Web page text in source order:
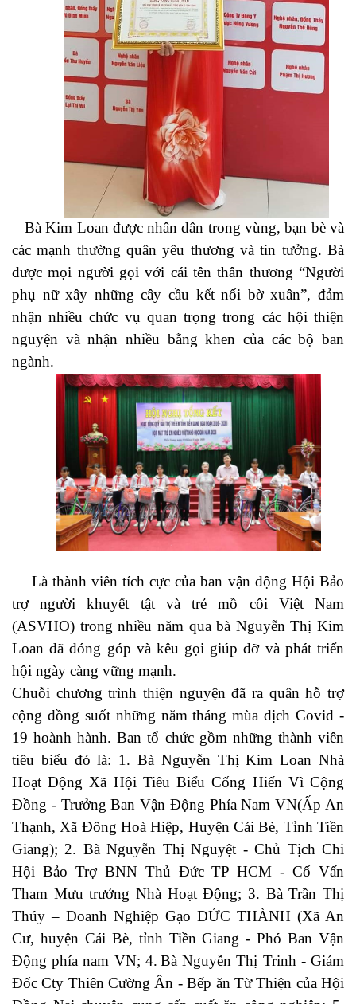
Bà Kim Loan được nhân dân trong vùng, bạn bè và
các mạnh thường quân yêu thương và tin tưởng. Bà
được mọi người gọi với cái tên thân thương “Người
phụ nữ xây những cây cầu kết nối bờ xuân”, đảm
nhận nhiều chức vụ quan trọng trong các hội thiện
nguyện và nhận nhiều bằng khen của các bộ ban
ngành.
Là thành viên tích cực của ban vận động Hội Bảo
trợ người khuyết tật và trẻ mồ côi Việt Nam
(ASVHO) trong nhiều năm qua bà Nguyễn Thị Kim
Loan đã đóng góp và kêu gọi giúp đỡ và phát triển
hội ngày càng vững mạnh.
Chuỗi chương trình thiện nguyện đã ra quân hỗ trợ
cộng đồng suốt những năm tháng mùa dịch Covid -
19 hoành hành. Ban tổ chức gồm những thành viên
tiêu biểu đó là: 1. Bà Nguyễn Thị Kim Loan Nhà
Hoạt Động Xã Hội Tiêu Biểu Cống Hiến Vì Cộng
Đồng - Trưởng Ban Vận Động Phía Nam VN(Ấp An
Thạnh, Xã Đông Hoà Hiệp, Huyện Cái Bè, Tỉnh Tiền
Giang); 2. Bà Nguyễn Thị Nguyệt - Chủ Tịch Chi
Hội Bảo Trợ BNN Thủ Đức TP HCM - Cố Vấn
Tham Mưu trưởng Nhà Hoạt Động; 3. Bà Trần Thị
Thúy – Doanh Nghiệp Gạo ĐỨC THÀNH (Xã An
Cư, huyện Cái Bè, tỉnh Tiền Giang - Phó Ban Vận
Động phía nam VN; 4. Bà Nguyễn Thị Trinh - Giám
Đốc Cty Thiên Cường Ân - Bếp ăn Từ Thiện của Hội